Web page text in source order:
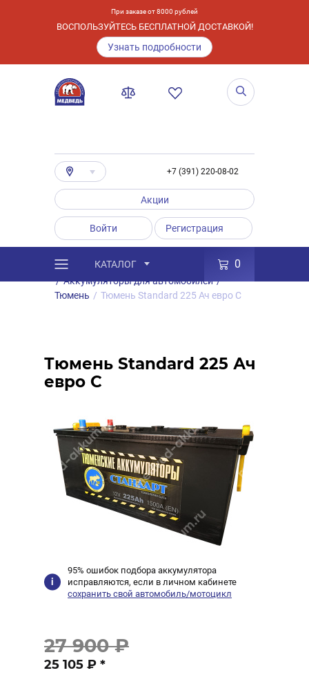
При заказе от 8000 рублей
ВОСПОЛЬЗУЙТЕСЬ БЕСПЛАТНОЙ ДОСТАВКОЙ!
Узнать подробности
+7 (391) 220-08-02
Акции
Войти Регистрация
КАТАЛОГ 0
Каталог / Товары
Аккумуляторы
/ Аккумуляторы для автомобилей /
Тюмень / Тюмень Standard 225 Ач евро C
Тюмень Standard 225 Ач
евро C
95% ошибок подбора аккумулятора
исправляются, если в личном кабинете
сохранить свой автомобиль/мотоцикл
27 900 ₽
25 105 ₽ *